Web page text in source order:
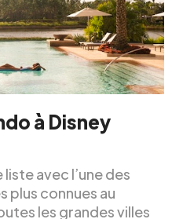
à Disney
avec l’une des
plus connues au
les grandes villes